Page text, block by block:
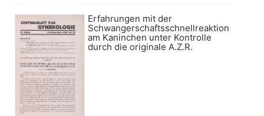
Erfahrungen mit der
Schwangerschaftsschnellreaktion
am Kaninchen unter Kontrolle
durch die originale A.Z.R.